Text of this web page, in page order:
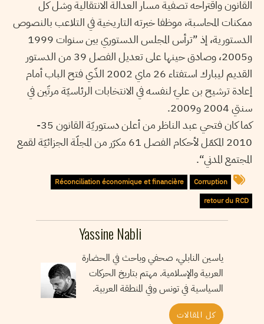
القانون واقتراحه تصفية مسار العدالة الانتقالية وشل كل
ممكنات المحاسبة، موظفا خبرته التاريخية في التلاعب بالنصوص
الدستورية، إذ ”ترأس المجلس الدستوري بين سنوات 1999
و2005، وصادق حينها على تعديل الفصل 39 من الدستور
القديم ليبارك استفتاء 26 ماي 2002 الذّي فتح الباب أمام
إعادة ترشيح بن عليّ لنفسه في الانتخابات الرئاسيّة مرتّين في
سنتي 2004 و2009.
كما كان فتحي عبد الناظر من أعلن دستوريّة القانون 35-
2010 المكمّل لأحكام الفصل 61 مكرّر من المجلّة الجزائيّة لقمع
المجتمع المدني“.
Corruption
Réconciliation économique et financière
retour du RCD
Yassine Nabli
ياسين النابلي، صحفي وباحث في الحضارة
العربية والإسلامية. مهتم بتاريخ الحركات
السياسية في تونس وفي المنطقة العربية.
كل المقالات